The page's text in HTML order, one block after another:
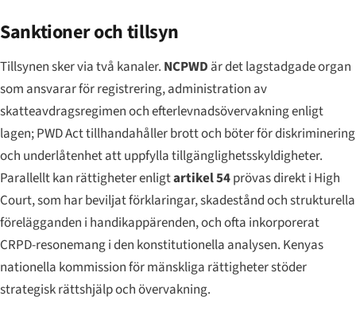
Sanktioner och tillsyn
Tillsynen sker via två kanaler. NCPWD är det lagstadgade organ
som ansvarar för registrering, administration av
skatteavdragsregimen och efterlevnadsövervakning enligt
lagen; PWD Act tillhandahåller brott och böter för diskriminering
och underlåtenhet att uppfylla tillgänglighetsskyldigheter.
Parallellt kan rättigheter enligtartikel 54prövas direkt i High
Court, som har beviljat förklaringar, skadestånd och strukturella
förelägganden i handikappärenden, och ofta inkorporerat
CRPD-resonemang i den konstitutionella analysen. Kenyas
nationella kommission för mänskliga rättigheter stöder
strategisk rättshjälp och övervakning.